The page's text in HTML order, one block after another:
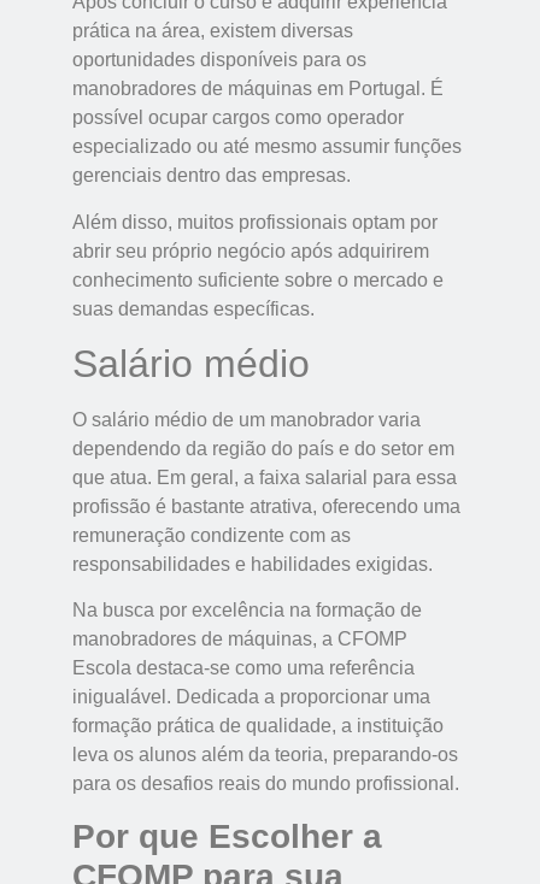
prática na área, existem diversas
oportunidades disponíveis para os
manobradores de máquinas em Portugal. É
possível ocupar cargos como operador
especializado ou até mesmo assumir funções
gerenciais dentro das empresas.
Além disso, muitos profissionais optam por
abrir seu próprio negócio após adquirirem
conhecimento suficiente sobre o mercado e
suas demandas específicas.
Salário médio
O salário médio de um manobrador varia
dependendo da região do país e do setor em
que atua. Em geral, a faixa salarial para essa
profissão é bastante atrativa, oferecendo uma
remuneração condizente com as
responsabilidades e habilidades exigidas.
Na busca por excelência na formação de
manobradores de máquinas, a CFOMP
Escola destaca-se como uma referência
inigualável. Dedicada a proporcionar uma
formação prática de qualidade, a instituição
leva os alunos além da teoria, preparando-os
para os desafios reais do mundo profissional.
Por que Escolher a
CFOMP para sua